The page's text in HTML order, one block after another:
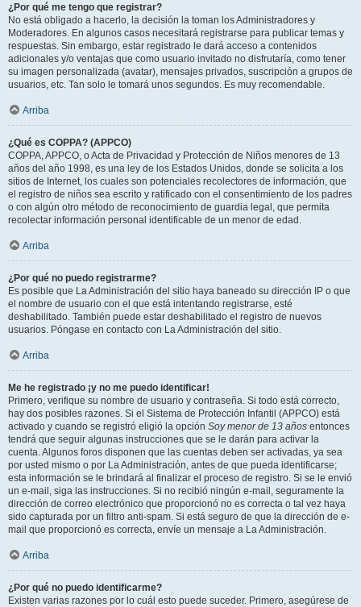
¿Por qué me tengo que registrar?
No está obligado a hacerlo, la decisión la toman los Administradores y
Moderadores. En algunos casos necesitará registrarse para publicar temas y
respuestas. Sin embargo, estar registrado le dará acceso a contenidos
adicionales y/o ventajas que como usuario invitado no disfrutaría, como tener
su imagen personalizada (avatar), mensajes privados, suscripción a grupos de
usuarios, etc. Tan solo le tomará unos segundos. Es muy recomendable.
Arriba
¿Qué es COPPA? (APPCO)
COPPA, APPCO, o Acta de Privacidad y Protección de Niños menores de 13
años del año 1998, es una ley de los Estados Unidos, donde se solicita a los
sitios de Internet, los cuales son potenciales recolectores de información, que
el registro de niños sea escrito y ratificado con el consentimiento de los padres
o con algún otro método de reconocimiento de guardia legal, que permita
recolectar información personal identificable de un menor de edad.
Arriba
¿Por qué no puedo registrarme?
Es posible que La Administración del sitio haya baneado su dirección IP o que
el nombre de usuario con el que está intentando registrarse, esté
deshabilitado. También puede estar deshabilitado el registro de nuevos
usuarios. Póngase en contacto con La Administración del sitio.
Arriba
Me he registrado ¡y no me puedo identificar!
Primero, verifique su nombre de usuario y contraseña. Si todo está correcto,
hay dos posibles razones. Si el Sistema de Protección Infantil (APPCO) está
activado y cuando se registró eligió la opción Soy menor de 13 años entonces
tendrá que seguir algunas instrucciones que se le darán para activar la
cuenta. Algunos foros disponen que las cuentas deben ser activadas, ya sea
por usted mismo o por La Administración, antes de que pueda identificarse;
esta información se le brindará al finalizar el proceso de registro. Si se le envió
un e-mail, siga las instrucciones. Si no recibió ningún e-mail, seguramente la
dirección de correo electrónico que proporcionó no es correcta o tal vez haya
sido capturada por un filtro anti-spam. Si está seguro de que la dirección de e-
mail que proporcionó es correcta, envíe un mensaje a La Administración.
Arriba
¿Por qué no puedo identificarme?
Existen varias razones por lo cuál esto puede suceder. Primero, asegúrese de